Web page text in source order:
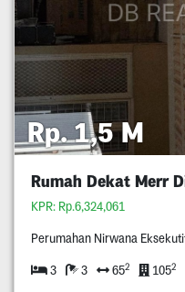
Rp. 1,5 M
KPR: Rp.6,324,061
3 3 652 1052